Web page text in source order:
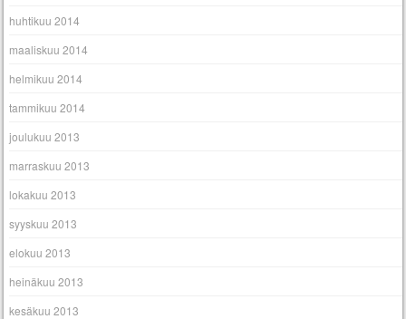
huhtikuu 2014
maaliskuu 2014
helmikuu 2014
tammikuu 2014
joulukuu 2013
marraskuu 2013
lokakuu 2013
syyskuu 2013
elokuu 2013
heinäkuu 2013
kesäkuu 2013